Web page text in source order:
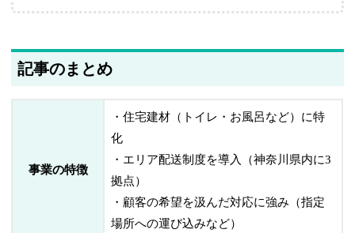
記事のまとめ
事業の特徴
・住宅建材（トイレ・お風呂など）に特
化
・エリア配送制度を導入（神奈川県内に3
拠点）
・顧客の希望を汲んだ対応に強み（指定
場所への運び込みなど）